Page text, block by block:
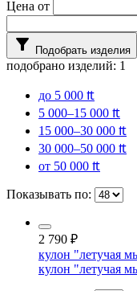
Цена от
filter_alt Подобрать изделия
подобрано изделий: 1
до 5 000 ₶
5 000–15 000 ₶
15 000–30 000 ₶
30 000–50 000 ₶
от 50 000 ₶
Показывать по:
2 790 ₽
кулон "летучая
кулон "летучая